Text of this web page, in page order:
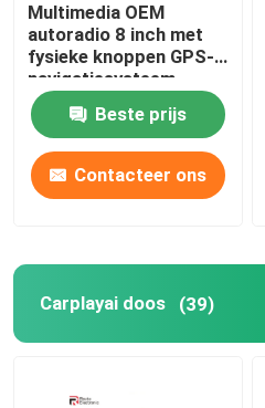
Multimedia OEM
autoradio 8 inch met
fysieke knoppen GPS-
navigatiesysteem
Beste prijs
Contacteer ons
Carplayai doos (39)